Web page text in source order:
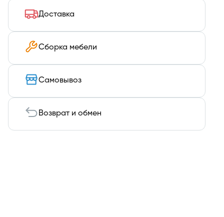
Доставка
Сборка мебели
Самовывоз
Возврат и обмен